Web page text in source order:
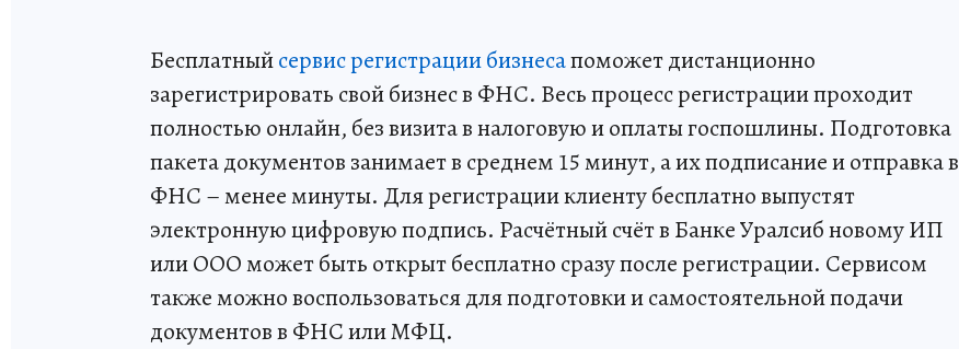
Бесплатныйсервис регистрации бизнесапоможет дистанционно
зарегистрировать свой бизнес в ФНС. Весь процесс регистрации проходит
полностью онлайн, без визита в налоговую и оплаты госпошлины. Подготовка
пакета документов занимает в среднем 15 минут, а их подписание и отправка в
ФНС – менее минуты. Для регистрации клиенту бесплатно выпустят
электронную цифровую подпись. Расчётный счёт в Банке Уралсиб новому ИП
или ООО может быть открыт бесплатно сразу после регистрации. Сервисом
также можно воспользоваться для подготовки и самостоятельной подачи
документов в ФНС или МФЦ.